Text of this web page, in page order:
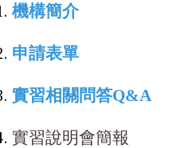
機構簡介
申請表單
實習相關問答Q&A
實習說明會簡報